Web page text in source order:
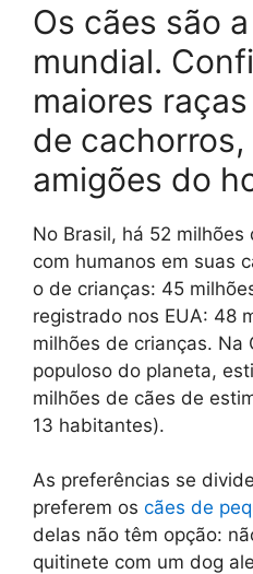
Os cães são
mundial.
maiores raças
de
amigões do
No Brasil, há 52 milhões
com humanos em suas
o de crianças: 45
registrado nos EUA: 48
milhões de crianças. Na
populoso do planeta,
milhões de cães de
13 habitantes).
As preferências se
preferem os cães de
delas não têm opção:
quitinete com um dog